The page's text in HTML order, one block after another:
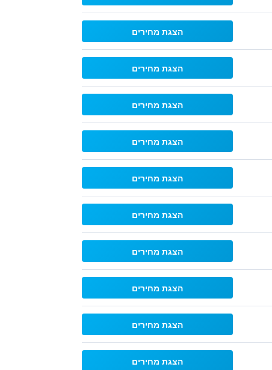
הצגת מחירים
הצגת מחירים
הצגת מחירים
הצגת מחירים
הצגת מחירים
הצגת מחירים
הצגת מחירים
הצגת מחירים
הצגת מחירים
הצגת מחירים